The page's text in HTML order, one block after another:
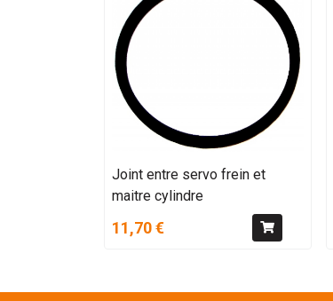
Joint entre servo frein et
maitre cylindre
11,70 €